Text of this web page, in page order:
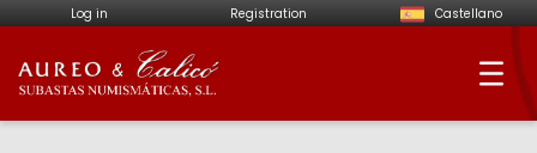
Log in Registration Castellano
Aureo & Calicó -